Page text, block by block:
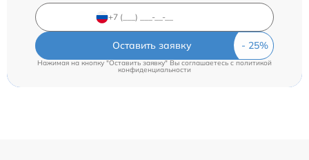
Оставить заявку
Нажимая на кнопку "Оставить заявку" Вы соглашаетесь cполитикой
конфиденциальности